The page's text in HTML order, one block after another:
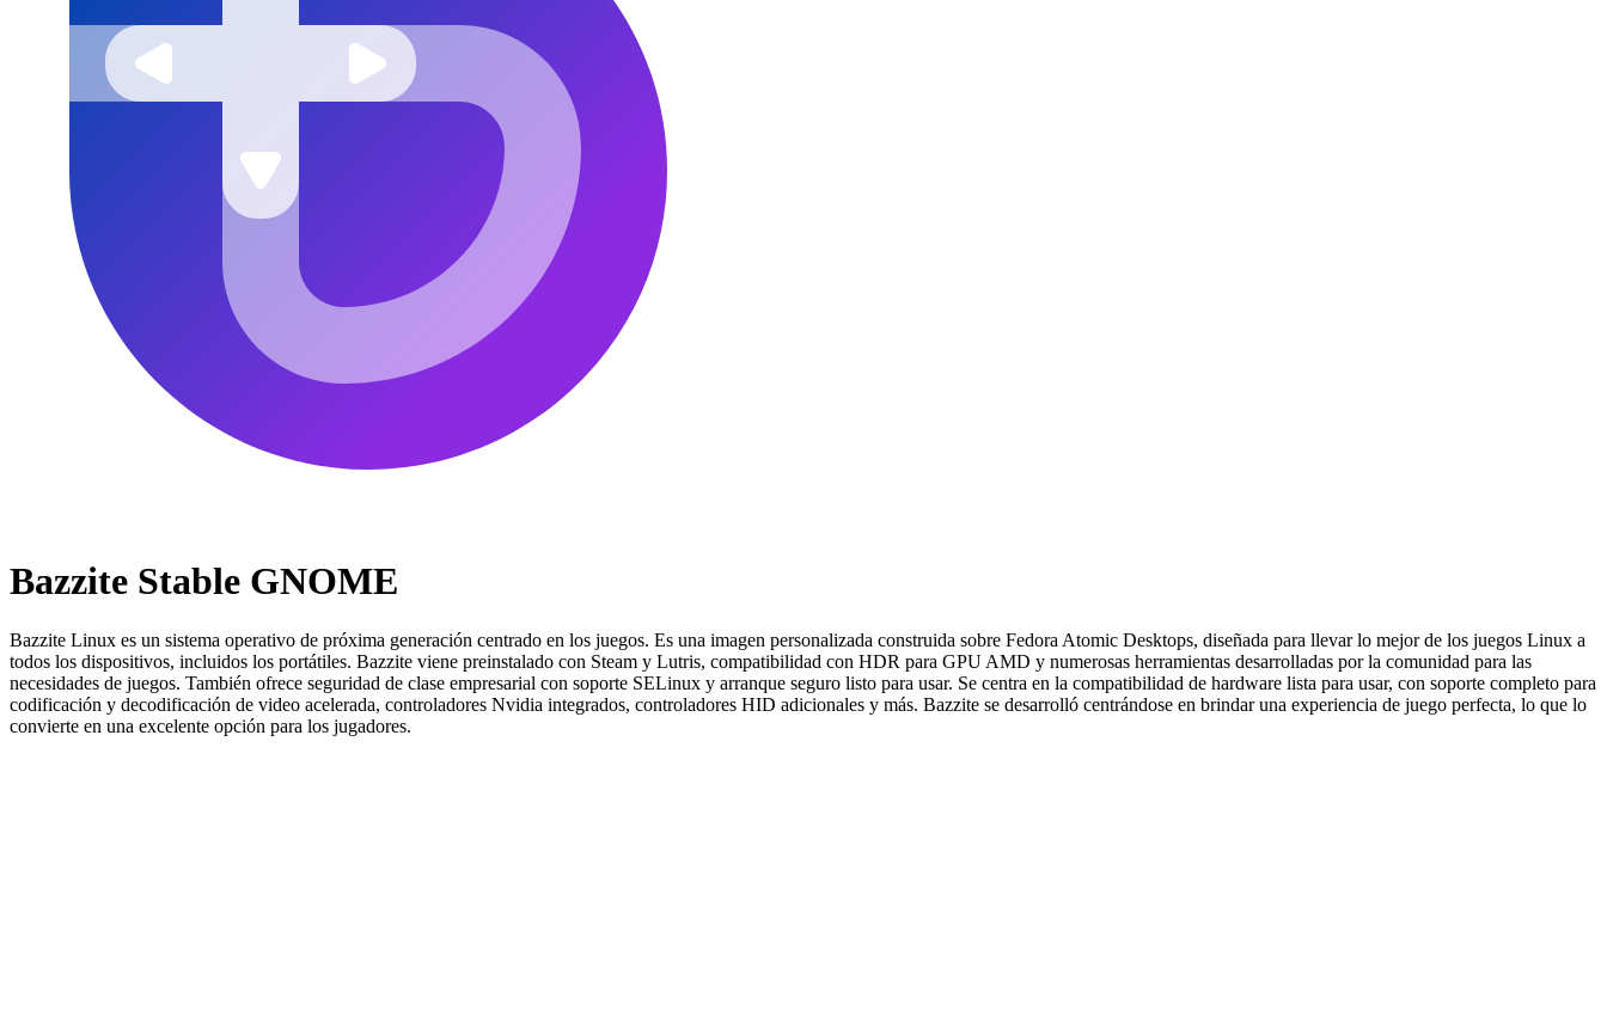
Bazzite Stable GNOME
Bazzite Linux es un sistema operativo de próxima generación centrado en los juegos. Es una imagen personalizada construida sobre Fedora Atomic Desktops, diseñada para llevar lo mejor de los juegos Linux a
todos los dispositivos, incluidos los portátiles. Bazzite viene preinstalado con Steam y Lutris, compatibilidad con HDR para GPU AMD y numerosas herramientas desarrolladas por la comunidad para las
necesidades de juegos. También ofrece seguridad de clase empresarial con soporte SELinux y arranque seguro listo para usar. Se centra en la compatibilidad de hardware lista para usar, con soporte completo para
codificación y decodificación de video acelerada, controladores Nvidia integrados, controladores HID adicionales y más. Bazzite se desarrolló centrándose en brindar una experiencia de juego perfecta, lo que lo
convierte en una excelente opción para los jugadores.